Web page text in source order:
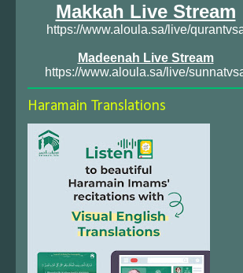
Makkah Live Stream
https://www.aloula.sa/live/
Madeenah Live Stream
https://www.aloula.sa/live/
Haramain Translations